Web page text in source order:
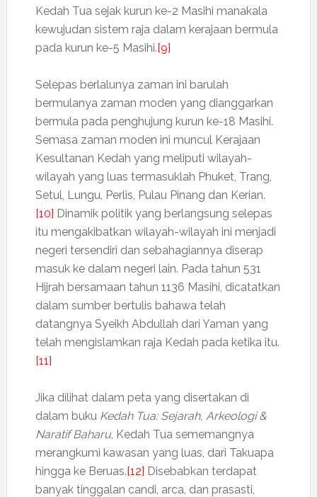
Kedah Tua sejak kurun ke-2 Masihi manakala
kewujudan sistem raja dalam kerajaan bermula
pada kurun ke-5 Masihi.[9]
Selepas berlalunya zaman ini barulah
bermulanya zaman moden yang dianggarkan
bermula pada penghujung kurun ke-18 Masihi.
Semasa zaman moden ini muncul Kerajaan
Kesultanan Kedah yang meliputi wilayah-
wilayah yang luas termasuklah Phuket, Trang,
Setul, Lungu, Perlis, Pulau Pinang dan Kerian.
[10] Dinamik politik yang berlangsung selepas
itu mengakibatkan wilayah-wilayah ini menjadi
negeri tersendiri dan sebahagiannya diserap
masuk ke dalam negeri lain. Pada tahun 531
Hijrah bersamaan tahun 1136 Masihi, dicatatkan
dalam sumber bertulis bahawa telah
datangnya Syeikh Abdullah dari Yaman yang
telah mengislamkan raja Kedah pada ketika itu.
[11]
Jika dilihat dalam peta yang disertakan di
dalam buku Kedah Tua: Sejarah, Arkeologi &
Naratif Baharu, Kedah Tua sememangnya
merangkumi kawasan yang luas, dari Takuapa
hingga ke Beruas.[12] Disebabkan terdapat
banyak tinggalan candi, arca, dan prasasti,